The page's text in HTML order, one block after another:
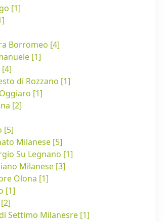
[1]
Borromeo [4]
[1]
di Rozzano [1]
[1]
[2]
[5]
Milanese [5]
Su Legnano [1]
Milanese [3]
Olona [1]
[1]
Settimo Milanesre [1]